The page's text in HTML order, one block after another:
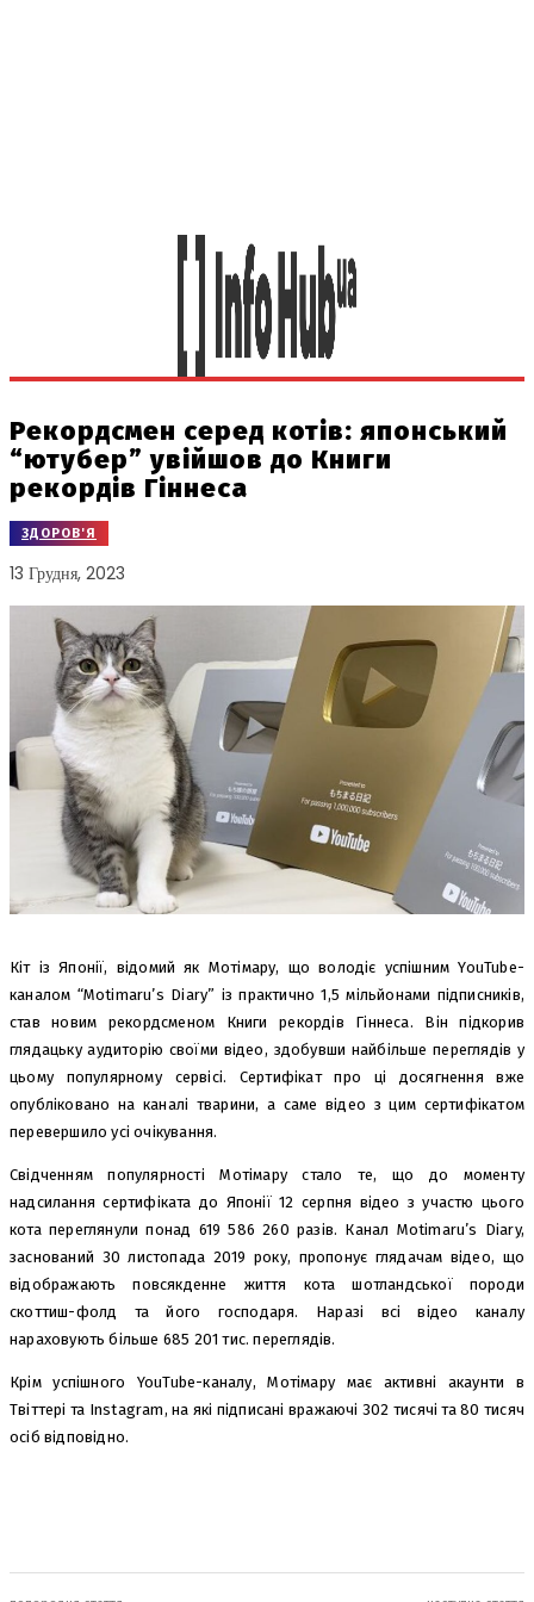
Рекордсмен серед котів: японський
“ютубер” увійшов до Книги
рекордів Гіннеса
ЗДОРОВ'Я
13 Грудня, 2023
Кіт із Японії, відомий як Мотімару, що володіє успішним YouTube-
каналом “Motimaru’s Diary” із практично 1,5 мільйонами підписників,
став новим рекордсменом Книги рекордів Гіннеса. Він підкорив
глядацьку аудиторію своїми відео, здобувши найбільше переглядів у
цьому популярному сервісі. Сертифікат про ці досягнення вже
опубліковано на каналі тварини, а саме відео з цим сертифікатом
перевершило усі очікування.
Свідченням популярності Мотімару стало те, що до моменту
надсилання сертифіката до Японії 12 серпня відео з участю цього
кота переглянули понад 619 586 260 разів. Канал Motimaru’s Diary,
заснований 30 листопада 2019 року, пропонує глядачам відео, що
відображають повсякденне життя кота шотландської породи
скоттиш-фолд та його господаря. Наразі всі відео каналу
нараховують більше 685 201 тис. переглядів.
Крім успішного YouTube-каналу, Мотімару має активні акаунти в
Твіттері та Instagram, на які підписані вражаючі 302 тисячі та 80 тисяч
осіб відповідно.